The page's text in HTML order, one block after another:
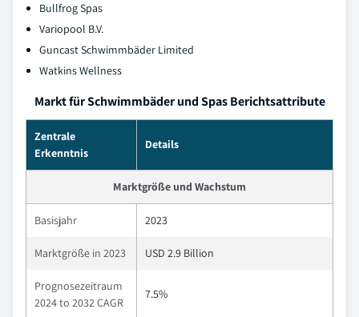
Bullfrog Spas
Variopool B.V.
Guncast Schwimmbäder Limited
Watkins Wellness
Markt für Schwimmbäder und Spas Berichtsattribute
Zentrale
Erkenntnis
Details
Marktgröße und Wachstum
Basisjahr 2023
Marktgröße in 2023 USD 2.9 Billion
Prognosezeitraum
2024 to 2032 CAGR
7.5%